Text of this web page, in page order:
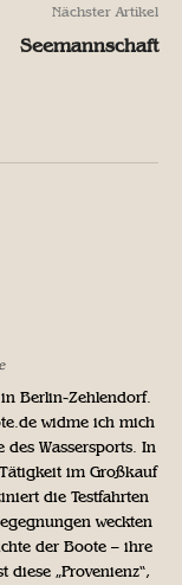
Nächster Artikel
Seemannschaft
Berlin-Zehlendorf.
widme ich mich
Wassersports. In
im Großkauf
die Testfahrten
weckten
der Boote – ihre
diese „Provenienz“,